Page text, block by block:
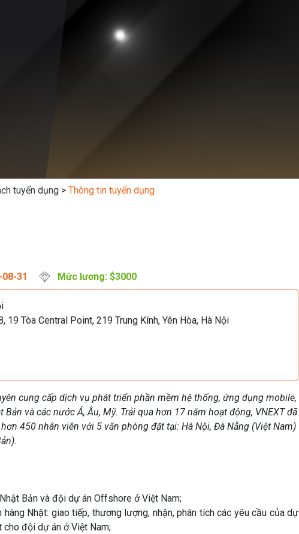
tuyển dụng > Thông tin tuyển dụng
31 Mức lương: $3000
19 Tòa Central Point, 219 Trung Kính, Yên Hòa, Hà Nội
cung cấp dịch vụ phát triển phần mềm hệ thống, ứng dụng mobile,
và các nước Á, Âu, Mỹ. Trải qua hơn 17 năm hoạt động, VNEXT đã
450 nhân viên với 5 văn phòng đặt tại: Hà Nội, Đà Nẵng (Việt Nam)
Bản và đội dự án Offshore ở Việt Nam;
Nhật: giao tiếp, thương lượng, nhận, phân tích các yêu cầu của dự
cho đội dự án ở Việt Nam;